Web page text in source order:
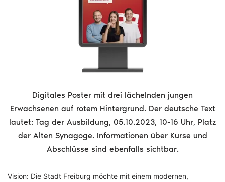
Digitales Poster mit drei lächelnden jungen
Erwachsenen auf rotem Hintergrund. Der deutsche Text
lautet: Tag der Ausbildung, 05.10.2023, 10-16 Uhr, Platz
der Alten Synagoge. Informationen über Kurse und
Abschlüsse sind ebenfalls sichtbar.
Vision: Die Stadt Freiburg möchte mit einem modernen,